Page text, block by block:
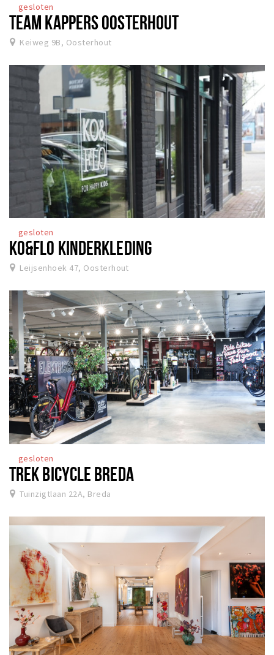
gesloten
TEAM KAPPERS OOSTERHOUT
Keiweg 9B, Oosterhout
gesloten
KO&FLO KINDERKLEDING
Leijsenhoek 47, Oosterhout
gesloten
TREK BICYCLE BREDA
Tuinzigtlaan 22A, Breda